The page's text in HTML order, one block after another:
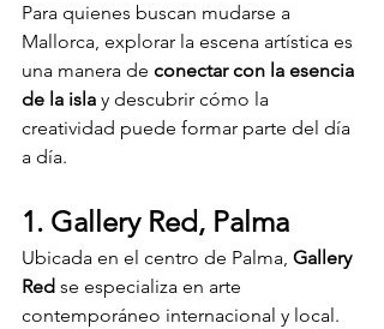
Para quienes buscan mudarse a
Mallorca, explorar la escena artística es
una manera de conectar con la esencia
de la isla y descubrir cómo la
creatividad puede formar parte del día
a día.
1. Gallery Red, Palma
Ubicada en el centro de Palma, Gallery
Red se especializa en arte
contemporáneo internacional y local.